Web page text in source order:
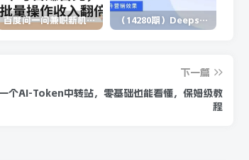
百度问一问兼职新机遇，单号日赚百元，批量操作收入翻倍 （14280期）Deepseek+多维表格，银行营销新利器，深度解析应用策略，提升营销效果
下一篇
个AI-Token中转站，零基础也能看懂，保姆级教
程